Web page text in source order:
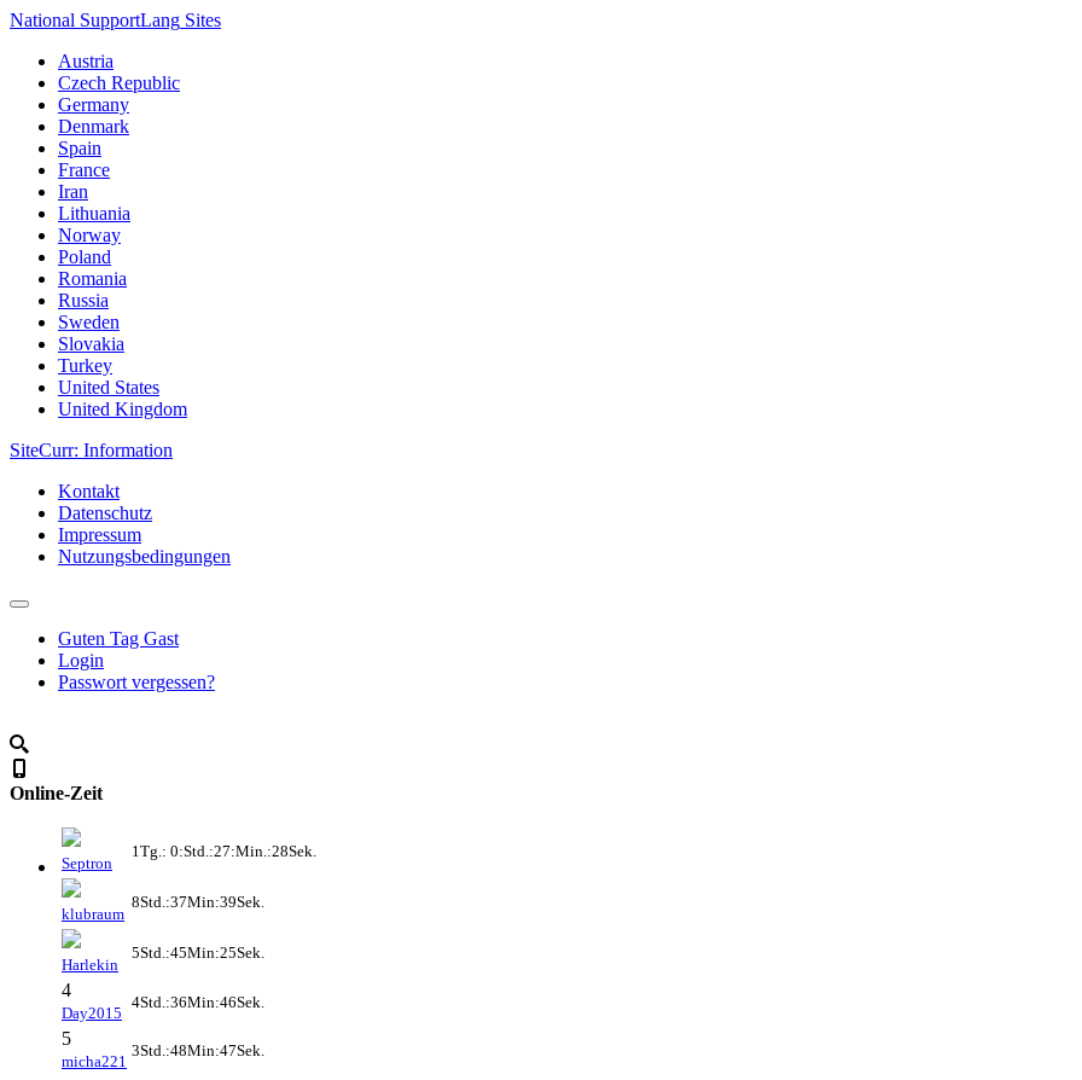
National SupportLang Sites
Austria
Czech Republic
Germany
Denmark
Spain
France
Iran
Lithuania
Norway
Poland
Romania
Russia
Sweden
Slovakia
Turkey
United States
United Kingdom
SiteCurr: Information
Kontakt
Datenschutz
Impressum
Nutzungsbedingungen
Guten Tag Gast
Login
Passwort vergessen?
Online-Zeit
Septron
1Tg.: 0:Std.:27:Min.:28Sek.
klubraum
8Std.:37Min:39Sek.
Harlekin
5Std.:45Min:25Sek.
4
Day2015
4Std.:36Min:46Sek.
5
micha221
3Std.:48Min:47Sek.